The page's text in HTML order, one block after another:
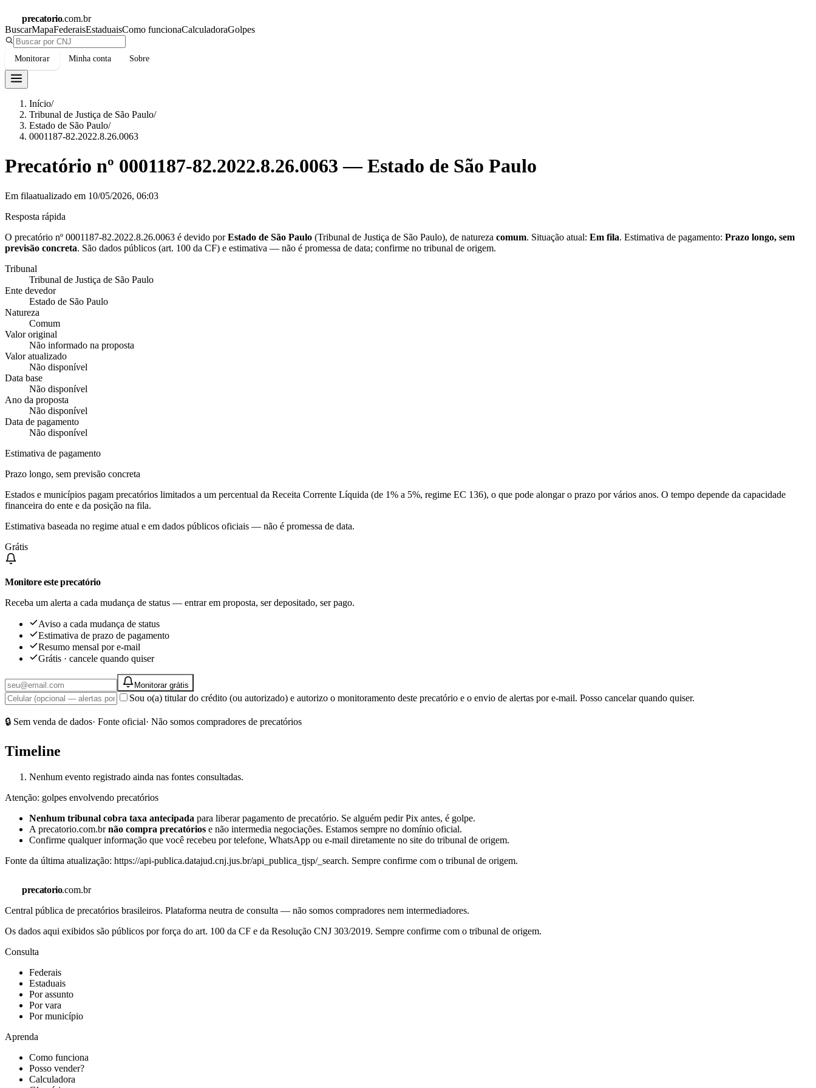
precatorio.com.br
BuscarMapaFederaisEstaduaisComo funcionaCalculadoraGolpes
Monitorar Minha conta Sobre
Início/
Tribunal de Justiça de São Paulo/
Estado de São Paulo/
0001187-82.2022.8.26.0063
Precatório nº 0001187-82.2022.8.26.0063 —Estado de São Paulo
Em filaatualizado em 10/05/2026, 06:03
Resposta rápida
O precatório nº 0001187-82.2022.8.26.0063 é devido porEstado de São Paulo (Tribunal de Justiça de São Paulo), de natureza comum. Situação atual: Em fila. Estimativa de pagamento: Prazo longo, sem
previsão concreta. São dados públicos (art. 100 da CF) e estimativa — não é promessa de data; confirme no tribunal de origem.
Tribunal
Tribunal de Justiça de São Paulo
Ente devedor
Estado de São Paulo
Natureza
Comum
Valor original
Não informado na proposta
Valor atualizado
Não disponível
Data base
Não disponível
Ano da proposta
Não disponível
Data de pagamento
Não disponível
Estimativa de pagamento
Prazo longo, sem previsão concreta
Estados e municípios pagam precatórios limitados a um percentual da Receita Corrente Líquida (de 1% a 5%, regime EC 136), o que pode alongar o prazo por vários anos. O tempo depende da capacidade
financeira do ente e da posição na fila.
Estimativa baseada no regime atual e em dados públicos oficiais — não é promessa de data.
Grátis
Monitore este precatório
Receba um alerta a cada mudança de status — entrar em proposta, ser depositado, ser pago.
Aviso a cada mudança de status
Estimativa de prazo de pagamento
Resumo mensal por e-mail
Grátis · cancele quando quiser
Monitorar grátis
Sou o(a) titular do crédito (ou autorizado) e autorizo o monitoramento deste precatório e o envio de alertas por e-mail. Posso cancelar quando quiser.
🔒 Sem venda de dados· Fonte oficial· Não somos compradores de precatórios
Timeline
Nenhum evento registrado ainda nas fontes consultadas.
Atenção: golpes envolvendo precatórios
Nenhum tribunal cobra taxa antecipada para liberar pagamento de precatório. Se alguém pedir Pix antes, é golpe.
A precatorio.com.brnão compra precatórios e não intermedia negociações. Estamos sempre no domínio oficial.
Confirme qualquer informação que você recebeu por telefone, WhatsApp ou e-mail diretamente no site do tribunal de origem.
Fonte da última atualização: https://api-publica.datajud.cnj.jus.br/api_publica_tjsp/_search. Sempre confirme com o tribunal de origem.
precatorio.com.br
Central pública de precatórios brasileiros. Plataforma neutra de consulta — não somos compradores nem intermediadores.
Os dados aqui exibidos são públicos por força do art. 100 da CF e da Resolução CNJ 303/2019. Sempre confirme com o tribunal de origem.
Consulta
Federais
Estaduais
Por assunto
Por vara
Por município
Aprenda
Como funciona
Posso vender?
Calculadora